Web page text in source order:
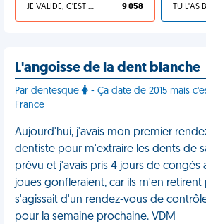
JE VALIDE, C'EST UNE VDM 9 058
L'angoisse de la dent blanche
Par dentesque
- Ça date de 2015 mais
France
Aujourd'hui, j'avais mon premier
dentiste pour m'extraire les dents de
prévu et j'avais pris 4 jours de congés
joues gonfleraient, car ils m'en retirent
s'agissait d'un rendez-vous de
pour la semaine prochaine. VDM